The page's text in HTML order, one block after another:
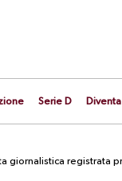
Serie D
giornalistica registrata